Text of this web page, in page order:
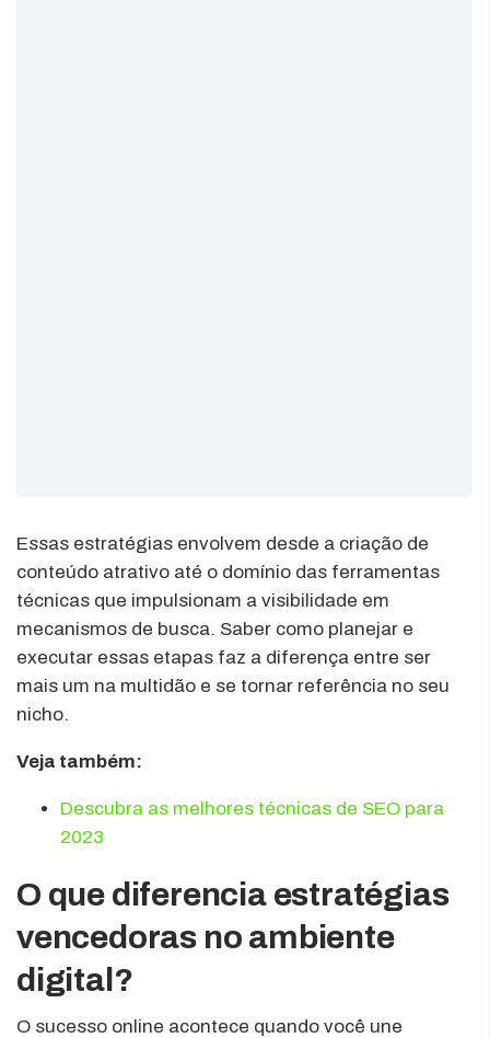
Essas estratégias envolvem desde a criação de
conteúdo atrativo até o domínio das ferramentas
técnicas que impulsionam a visibilidade em
mecanismos de busca. Saber como planejar e
executar essas etapas faz a diferença entre ser
mais um na multidão e se tornar referência no seu
nicho.
Veja também:
Descubra as melhores técnicas de SEO para
2023
O que diferencia estratégias
vencedoras no ambiente
digital?
O sucesso online acontece quando você une